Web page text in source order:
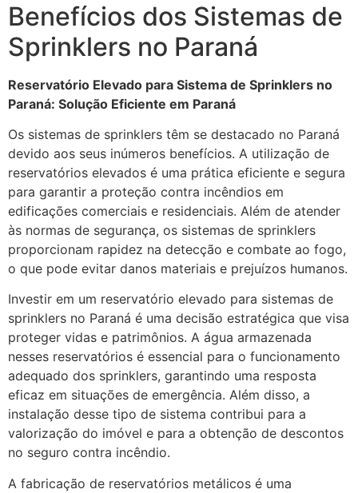
Benefícios dos Sistemas de
Sprinklers no Paraná
Reservatório Elevado para Sistema de Sprinklers no
Paraná: Solução Eficiente em Paraná
Os sistemas de sprinklers têm se destacado no Paraná
devido aos seus inúmeros benefícios. A utilização de
reservatórios elevados é uma prática eficiente e segura
para garantir a proteção contra incêndios em
edificações comerciais e residenciais. Além de atender
às normas de segurança, os sistemas de sprinklers
proporcionam rapidez na detecção e combate ao fogo,
o que pode evitar danos materiais e prejuízos humanos.
Investir em um reservatório elevado para sistemas de
sprinklers no Paraná é uma decisão estratégica que visa
proteger vidas e patrimônios. A água armazenada
nesses reservatórios é essencial para o funcionamento
adequado dos sprinklers, garantindo uma resposta
eficaz em situações de emergência. Além disso, a
instalação desse tipo de sistema contribui para a
valorização do imóvel e para a obtenção de descontos
no seguro contra incêndio.
A fabricação de reservatórios metálicos é uma